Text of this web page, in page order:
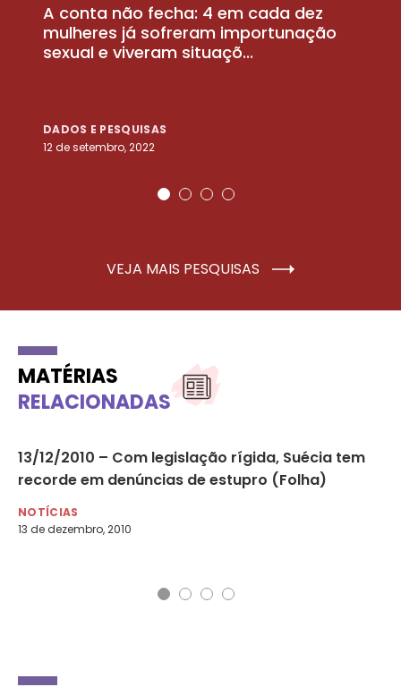
A conta não fecha: 4 em cada dez
mulheres já sofreram importunação
sexual e viveram situaçõ...
DADOS E PESQUISAS
12 de setembro, 2022
VEJA MAIS PESQUISAS
MATÉRIAS
RELACIONADAS
13/12/2010 – Com legislação rígida, Suécia tem
recorde em denúncias de estupro (Folha)
NOTÍCIAS
13 de dezembro, 2010